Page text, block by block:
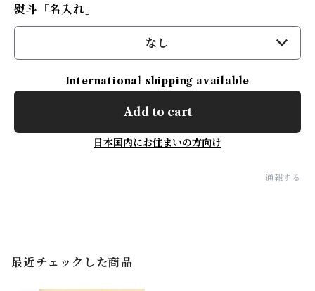
熨斗「名入れ」
なし
International shipping available
Add to cart
日本国内にお住まいの方向け
通報する
最近チェックした商品